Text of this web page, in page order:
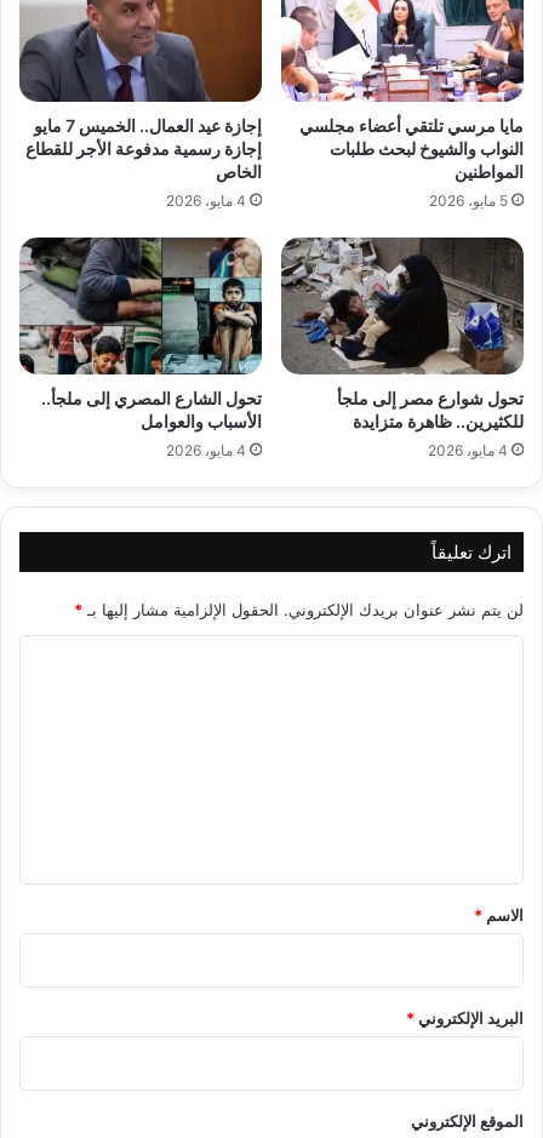
مايا مرسي تلتقي أعضاء مجلسي
النواب والشيوخ لبحث طلبات
المواطنين
5 مايو، 2026
إجازة عيد العمال.. الخميس 7 مايو
إجازة رسمية مدفوعة الأجر للقطاع
الخاص
4 مايو، 2026
تحول شوارع مصر إلى ملجأ
للكثيرين.. ظاهرة متزايدة
4 مايو، 2026
تحول الشارع المصري إلى ملجأ..
الأسباب والعوامل
4 مايو، 2026
اترك تعليقاً
لن يتم نشر عنوان بريدك الإلكتروني. الحقول الإلزامية مشار إليها بـ *
*
الاسم *
البريد الإلكتروني*
الموقع الإلكتروني